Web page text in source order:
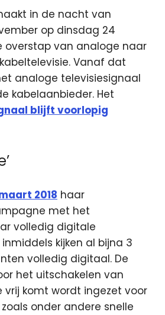
in de nacht van
op dinsdag 24
overstap van analoge naar
Vanaf dat
analoge televisiesignaal
kabelaanbieder. Het
blijft voorlopig
2018 haar
met het
volledig digitale
kijken al bijna 3
volledig digitaal. De
het uitschakelen van
vrij komt wordt ingezet voor
onder andere snelle